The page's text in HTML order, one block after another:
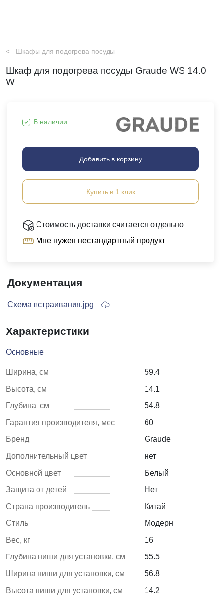
Шкафы для подогрева посуды
Шкаф для подогрева посуды Graude WS 14.0
W
Документация
Схема встраивания.jpg
В наличии
Добавить в корзину
Купить в 1 клик
Стоимость доставки считается отдельно
Мне нужен нестандартный продукт
Характеристики
Основные
Ширина, см
59.4
Высота, см
14.1
Глубина, см
54.8
Гарантия производителя, мес
60
Бренд
Graude
Дополнительный цвет
нет
Основной цвет
Белый
Защита от детей
Нет
Страна производитель
Китай
Стиль
Модерн
Вес, кг
16
Глубина ниши для установки, см
55.5
Ширина ниши для установки, см
56.8
Высота ниши для установки, см
14.2